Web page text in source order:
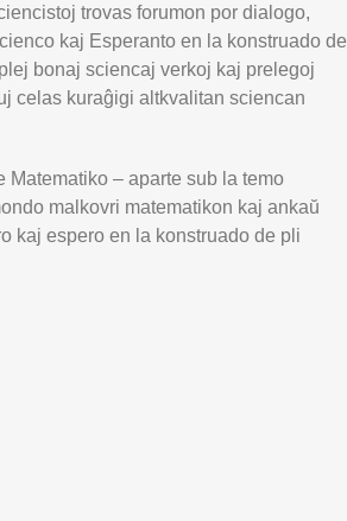
trovas forumon por dialogo,
kaj Esperanto en la konstruado de
bonaj sciencaj verkoj kaj prelegoj
celas kuraĝigi altkvalitan sciencan
Matematiko – aparte sub la temo
malkovri matematikon kaj ankaŭ
kaj espero en la konstruado de pli